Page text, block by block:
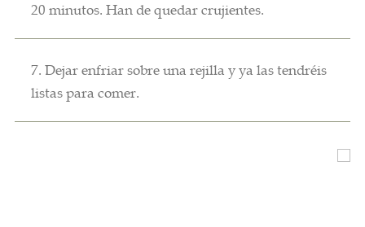
20 minutos. Han de quedar crujientes.
7. Dejar enfriar sobre una rejilla y ya las tendréis
listas para comer.